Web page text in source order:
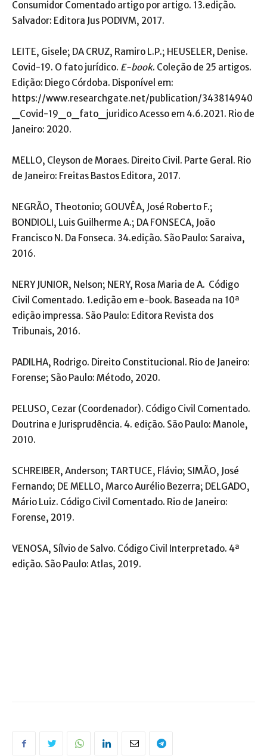
Consumidor Comentado artigo por artigo. 13.edição.
Salvador: Editora Jus PODIVM, 2017.
LEITE, Gisele; DA CRUZ, Ramiro L.P.; HEUSELER, Denise.
Covid-19. O fato jurídico. E-book. Coleção de 25 artigos.
Edição: Diego Córdoba. Disponível em:
https://www.researchgate.net/publication/343814940
_Covid-19_o_fato_juridico Acesso em 4.6.2021. Rio de
Janeiro: 2020.
MELLO, Cleyson de Moraes. Direito Civil. Parte Geral. Rio
de Janeiro: Freitas Bastos Editora, 2017.
NEGRÃO, Theotonio; GOUVÊA, José Roberto F.;
BONDIOLI, Luis Guilherme A.; DA FONSECA, João
Francisco N. Da Fonseca. 34.edição. São Paulo: Saraiva,
2016.
NERY JUNIOR, Nelson; NERY, Rosa Maria de A. Código
Civil Comentado. 1.edição em e-book. Baseada na 10ª
edição impressa. São Paulo: Editora Revista dos
Tribunais, 2016.
PADILHA, Rodrigo. Direito Constitucional. Rio de Janeiro:
Forense; São Paulo: Método, 2020.
PELUSO, Cezar (Coordenador). Código Civil Comentado.
Doutrina e Jurisprudência. 4. edição. São Paulo: Manole,
2010.
SCHREIBER, Anderson; TARTUCE, Flávio; SIMÃO, José
Fernando; DE MELLO, Marco Aurélio Bezerra; DELGADO,
Mário Luiz. Código Civil Comentado. Rio de Janeiro:
Forense, 2019.
VENOSA, Sílvio de Salvo. Código Civil Interpretado. 4ª
edição. São Paulo: Atlas, 2019.